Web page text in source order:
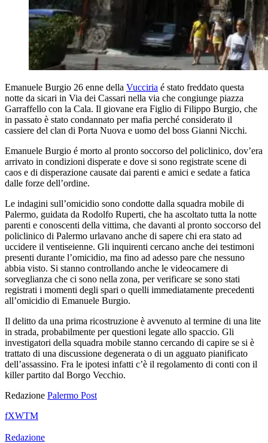
Emanuele Burgio 26 enne della Vucciria é stato freddato questa
notte da sicari in Via dei Cassari nella via che congiunge piazza
Garraffello con la Cala. Il giovane era Figlio di Filippo Burgio, che
in passato è stato condannato per mafia perché considerato il
cassiere del clan di Porta Nuova e uomo del boss Gianni Nicchi.
Emanuele Burgio é morto al pronto soccorso del policlinico, dov’era
arrivato in condizioni disperate e dove si sono registrate scene di
caos e di disperazione causate dai parenti e amici e sedate a fatica
dalle forze dell’ordine.
Le indagini sull’omicidio sono condotte dalla squadra mobile di
Palermo, guidata da Rodolfo Ruperti, che ha ascoltato tutta la notte
parenti e conoscenti della vittima, che davanti al pronto soccorso del
policlinico di Palermo urlavano anche di sapere chi era stato ad
uccidere il ventiseienne. Gli inquirenti cercano anche dei testimoni
presenti durante l’omicidio, ma fino ad adesso pare che nessuno
abbia visto. Si stanno controllando anche le videocamere di
sorveglianza che ci sono nella zona, per verificare se sono stati
registrati i momenti degli spari o quelli immediatamente precedenti
all’omicidio di Emanuele Burgio.
Il delitto da una prima ricostruzione è avvenuto al termine di una lite
in strada, probabilmente per questioni legate allo spaccio. Gli
investigatori della squadra mobile stanno cercando di capire se si è
trattato di una discussione degenerata o di un agguato pianificato
dell’assassino. Fra le ipotesi infatti c’è il regolamento di conti con il
killer partito dal Borgo Vecchio.
Redazione Palermo Post
fXWTM
Redazione